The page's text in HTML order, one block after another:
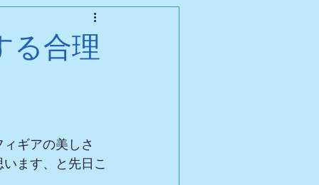
る合理
ギアの美しさ
ます、と先日こ